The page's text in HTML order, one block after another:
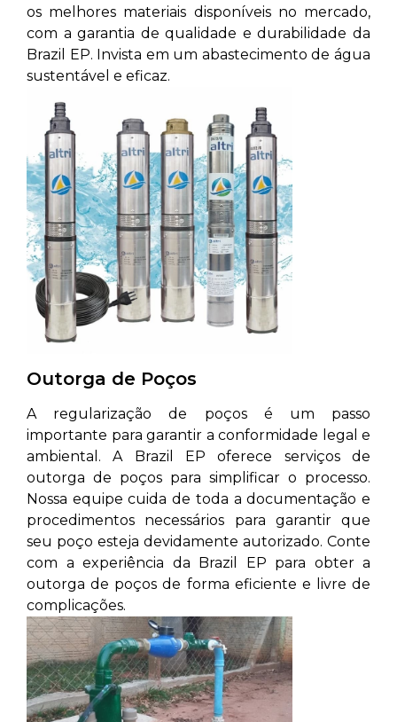
os melhores materiais disponíveis no mercado,
com a garantia de qualidade e durabilidade da
Brazil EP. Invista em um abastecimento de água
sustentável e eficaz.
Outorga de Poços
A regularização de poços é um passo
importante para garantir a conformidade legal e
ambiental. A Brazil EP oferece serviços de
outorga de poços para simplificar o processo.
Nossa equipe cuida de toda a documentação e
procedimentos necessários para garantir que
seu poço esteja devidamente autorizado. Conte
com a experiência da Brazil EP para obter a
outorga de poços de forma eficiente e livre de
complicações.